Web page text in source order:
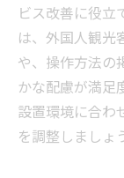
ビス改善に役立
は、外国人観光
や、操作方法の
かな配慮が満足
設置環境に合わ
を調整しましょ